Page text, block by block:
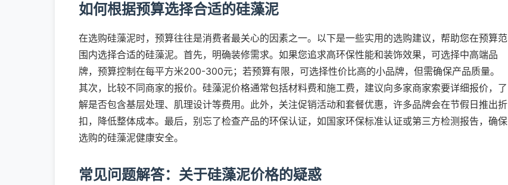
如何根据预算选择合适的硅藻泥
在选购硅藻泥时，预算往往是消费者最关心的因素之一。以下是一些实用的选购建议，帮助您在预算范
围内选择合适的硅藻泥。首先，明确装修需求。如果您追求高环保性能和装饰效果，可选择中高端品
牌，预算控制在每平方米200-300元；若预算有限，可选择性价比高的小品牌，但需确保产品质量。
其次，比较不同商家的报价。硅藻泥价格通常包括材料费和施工费，建议向多家商家索要详细报价，了
解是否包含基层处理、肌理设计等费用。此外，关注促销活动和套餐优惠，许多品牌会在节假日推出折
扣，降低整体成本。最后，别忘了检查产品的环保认证，如国家环保标准认证或第三方检测报告，确保
选购的硅藻泥健康安全。
常见问题解答：关于硅藻泥价格的疑惑